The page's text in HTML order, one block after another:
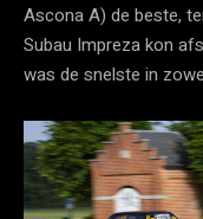
Ascona A) de beste,
Subau Impreza kon
was de snelste in